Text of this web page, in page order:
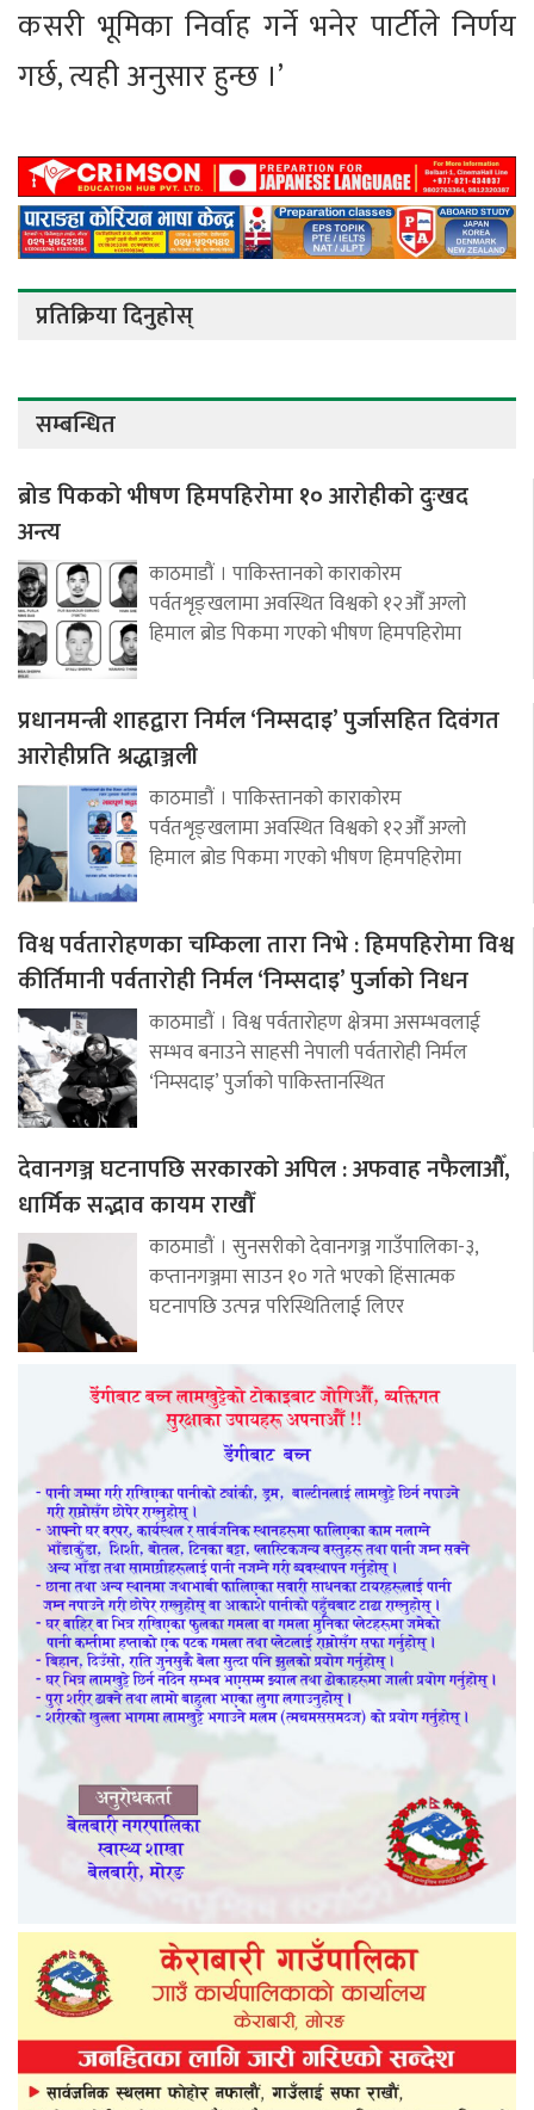
कसरी भूमिका निर्वाह गर्ने भनेर पार्टीले निर्णय
गर्छ, त्यही अनुसार हुन्छ ।’
प्रतिक्रिया दिनुहोस्
सम्बन्धित
ब्रोड पिकको भीषण हिमपहिरोमा १० आरोहीको दुःखद
अन्त्य
काठमाडौं । पाकिस्तानको काराकोरम
पर्वतशृङ्खलामा अवस्थित विश्वको १२औँ अग्लो
हिमाल ब्रोड पिकमा गएको भीषण हिमपहिरोमा
प्रधानमन्त्री शाहद्वारा निर्मल ‘निम्सदाइ’ पुर्जासहित दिवंगत
आरोहीप्रति श्रद्धाञ्जली
काठमाडौं । पाकिस्तानको काराकोरम
पर्वतशृङ्खलामा अवस्थित विश्वको १२औँ अग्लो
हिमाल ब्रोड पिकमा गएको भीषण हिमपहिरोमा
विश्व पर्वतारोहणका चम्किला तारा निभे : हिमपहिरोमा विश्व
कीर्तिमानी पर्वतारोही निर्मल ‘निम्सदाइ’ पुर्जाको निधन
काठमाडौं । विश्व पर्वतारोहण क्षेत्रमा असम्भवलाई
सम्भव बनाउने साहसी नेपाली पर्वतारोही निर्मल
‘निम्सदाइ’ पुर्जाको पाकिस्तानस्थित
देवानगञ्ज घटनापछि सरकारको अपिल : अफवाह नफैलाऔँ,
धार्मिक सद्भाव कायम राखौँ
काठमाडौं । सुनसरीको देवानगञ्ज गाउँपालिका-३,
कप्तानगञ्जमा साउन १० गते भएको हिंसात्मक
घटनापछि उत्पन्न परिस्थितिलाई लिएर